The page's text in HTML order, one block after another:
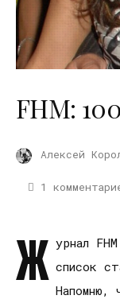
FHM:
Алексей
1
Ж урнал
список
Напомню,